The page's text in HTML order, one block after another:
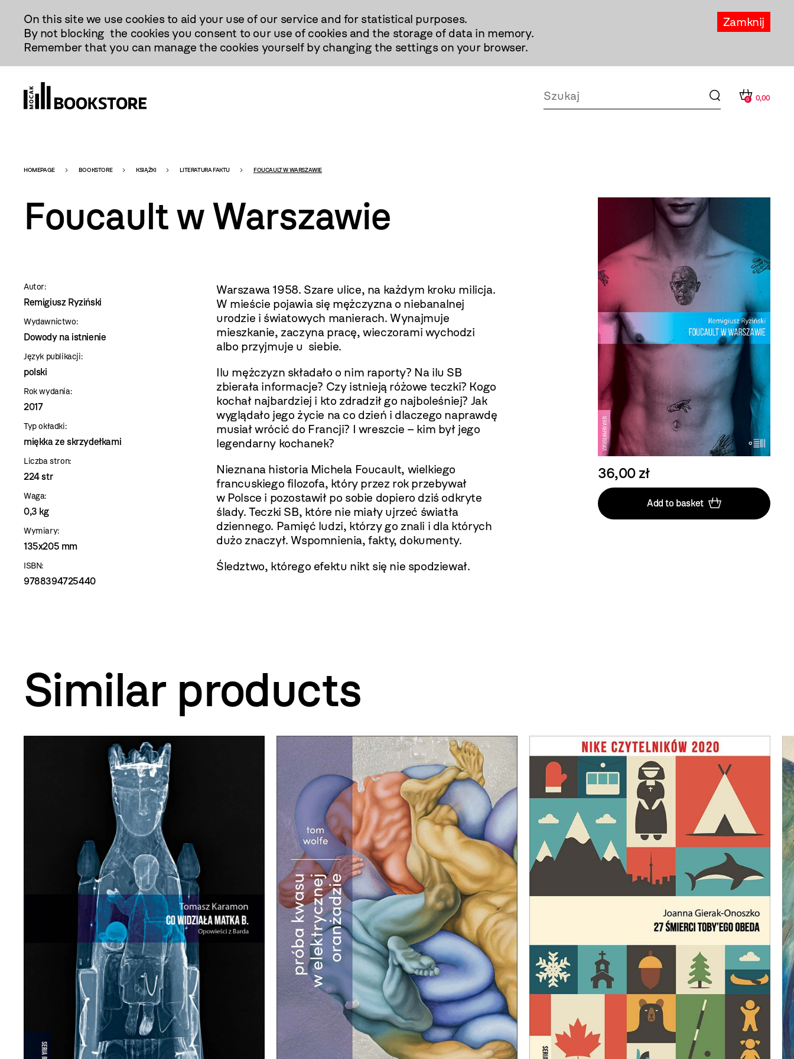
Treści
Zamknij
On this site we use cookies to aid your use of our service and for statistical purposes.
By not blocking the cookies you consent to our use of cookies and the storage of data in memory.
Remember that you can manage the cookies yourself by changing the settings on your browser.
0 0,00
Bookstore
-
szablon
szczegóły
HOMEPAGE BOOKSTORE KSIĄŻKI LITERATURA FAKTU FOUCAULT W WARSZAWIE
Foucault w Warszawie
Autor:
Remigiusz Ryziński
Wydawnictwo:
Dowody na istnienie
Język publikacji:
polski
Rok wydania:
2017
Typ okładki:
miękka ze skrzydełkami
Liczba stron:
224 str
Waga:
0,3 kg
Wymiary:
135x205 mm
ISBN:
9788394725440
Warszawa 1958. Szare ulice, na każdym kroku milicja.
W mieście pojawia się mężczyzna o niebanalnej
urodzie i światowych manierach. Wynajmuje
mieszkanie, zaczyna pracę, wieczorami wychodzi
albo przyjmuje u siebie.
Ilu mężczyzn składało o nim raporty? Na ilu SB
zbierała informacje? Czy istnieją różowe teczki? Kogo
kochał najbardziej i kto zdradził go najboleśniej? Jak
wyglądało jego życie na co dzień i dlaczego naprawdę
musiał wrócić do Francji? I wreszcie – kim był jego
legendarny kochanek?
Nieznana historia Michela Foucault, wielkiego
francuskiego filozofa, który przez rok przebywał
w Polsce i pozostawił po sobie dopiero dziś odkryte
ślady. Teczki SB, które nie miały ujrzeć światła
dziennego. Pamięć ludzi, którzy go znali i dla których
dużo znaczył. Wspomnienia, fakty, dokumenty.
Śledztwo, którego efektu nikt się nie spodziewał.
36,00 zł
Add to basket
Similar products